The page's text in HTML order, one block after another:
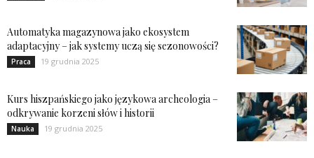
Automatyka magazynowa jako ekosystem
adaptacyjny – jak systemy uczą się sezonowości?
Praca 19 grudnia 2025
Kurs hiszpańskiego jako językowa archeologia –
odkrywanie korzeni słów i historii
Nauka 19 grudnia 2025